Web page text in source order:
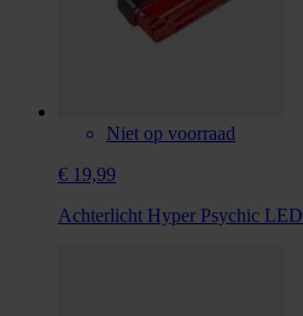
Niet op voorraad
€ 19,99
Achterlicht Hyper Psychic LED